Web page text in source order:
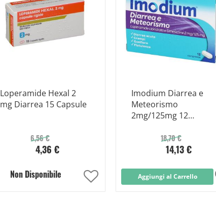
Loperamide Hexal 2
mg Diarrea 15 Capsule
6,56 €
4,36 €
Non Disponibile
Aggiungi
Imodium Diarrea e
Meteorismo
2mg/125mg 12
18,70 €
14,13 €
Aggiungi al Carrello